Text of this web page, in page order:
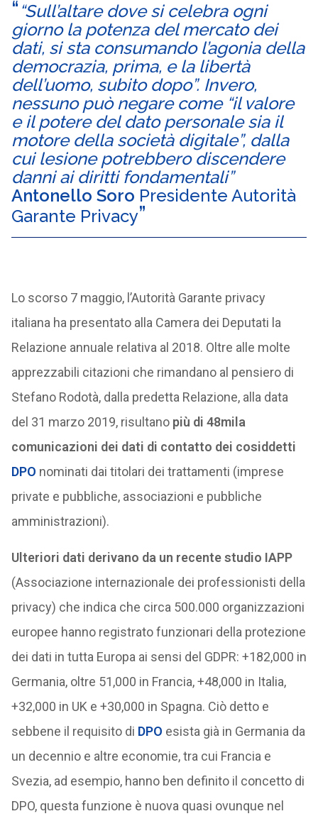
“Sull’altare dove si celebra ogni
giorno la potenza del mercato dei
dati, si sta consumando l’agonia della
democrazia, prima, e la libertà
dell’uomo, subito dopo”. Invero,
nessuno può negare come “il valore
e il potere del dato personale sia il
motore della società digitale”, dalla
cui lesione potrebbero discendere
danni ai diritti fondamentali”
Antonello Soro Presidente Autorità
Garante Privacy
Lo scorso 7 maggio, l’Autorità Garante privacy
italiana ha presentato alla Camera dei Deputati la
Relazione annuale relativa al 2018. Oltre alle molte
apprezzabili citazioni che rimandano al pensiero di
Stefano Rodotà, dalla predetta Relazione, alla data
del 31 marzo 2019, risultanopiù di 48mila
comunicazioni dei dati di contatto dei cosiddetti
DPO nominati dai titolari dei trattamenti (imprese
private e pubbliche, associazioni e pubbliche
amministrazioni).
Ulteriori dati derivano da un recente studio IAPP
(Associazione internazionale dei professionisti della
privacy) che indica che circa 500.000 organizzazioni
europee hanno registrato funzionari della protezione
dei dati in tutta Europa ai sensi del GDPR: +182,000 in
Germania, oltre 51,000 in Francia, +48,000 in Italia,
+32,000 in UK e +30,000 in Spagna. Ciò detto e
sebbene il requisito di DPO esista già in Germania da
un decennio e altre economie, tra cui Francia e
Svezia, ad esempio, hanno ben definito il concetto di
DPO, questa funzione è nuova quasi ovunque nel